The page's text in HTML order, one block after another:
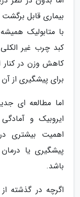
بیماری قابل
با متابولیک
کبد چرب غیر
کاهش وزن در کنار
برای پیشگیری از
اما مطالعه ای
ایروبیک و
اهمیت بیشتری
پیشگیری یا
باشد.
اگرچه در گذشته